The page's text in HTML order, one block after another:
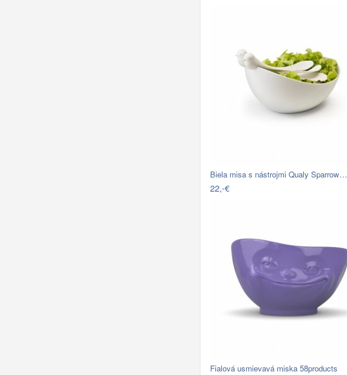
Biela misa s nástrojmi Qualy Sparrow…
22,-€
Fialová usmievavá miska 58products